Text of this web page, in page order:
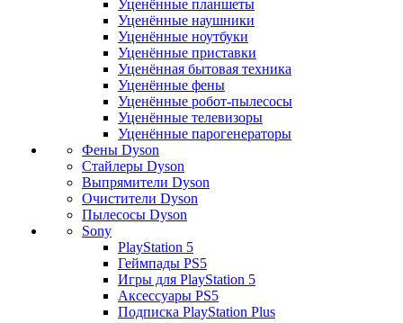
Уценённые планшеты
Уценённые наушники
Уценённые ноутбуки
Уценённые приставки
Уценённая бытовая техника
Уценённые фены
Уценённые робот-пылесосы
Уценённые телевизоры
Уценённые парогенераторы
Фены Dyson
Стайлеры Dyson
Выпрямители Dyson
Очистители Dyson
Пылесосы Dyson
Sony
PlayStation 5
Геймпады PS5
Игры для PlayStation 5
Аксессуары PS5
Подписка PlayStation Plus